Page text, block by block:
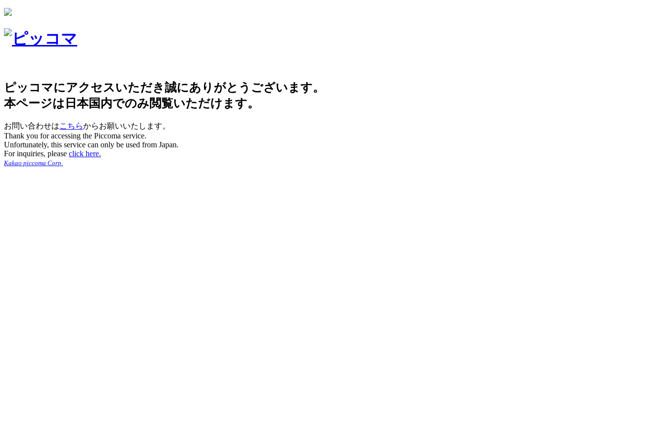
ピッコマにアクセスいただき誠にありがとうございます。
本ページは日本国内でのみ閲覧いただけます。
お問い合わせはこちらからお願いいたします。
Thank you for accessing the Piccoma service.
Unfortunately, this service can only be used from Japan.
For inquiries, please click here.
Kakao piccoma Corp.